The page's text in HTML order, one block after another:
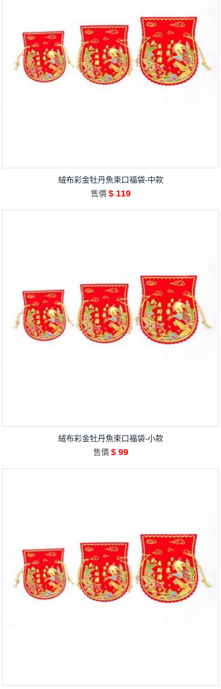
絨布彩金牡丹魚束口福袋-中款
售價 $ 119
絨布彩金牡丹魚束口福袋-小款
售價 $ 99